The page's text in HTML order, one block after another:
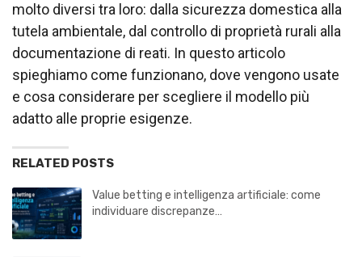
molto diversi tra loro: dalla sicurezza domestica alla
tutela ambientale, dal controllo di proprietà rurali alla
documentazione di reati. In questo articolo
spieghiamo come funzionano, dove vengono usate
e cosa considerare per scegliere il modello più
adatto alle proprie esigenze.
RELATED POSTS
Value betting e intelligenza artificiale: come
individuare discrepanze…